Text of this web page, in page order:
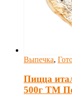
Выпечка,
Пицца
500г ТМ